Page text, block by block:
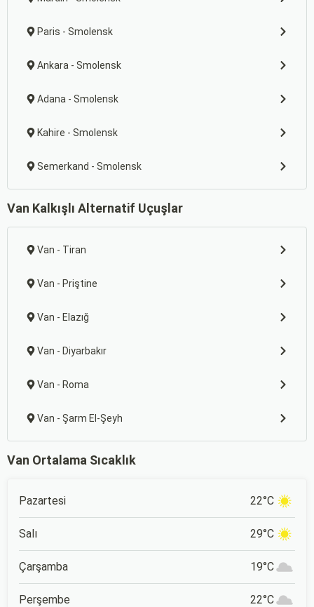
Paris - Smolensk
Ankara - Smolensk
Adana - Smolensk
Kahire - Smolensk
Semerkand - Smolensk
Van Kalkışlı Alternatif Uçuşlar
Van - Tiran
Van - Priştine
Van - Elazığ
Van - Diyarbakır
Van - Roma
Van - Şarm El-Şeyh
Van Ortalama Sıcaklık
Pazartesi 22°C
Salı 29°C
Çarşamba 19°C
Perşembe 22°C